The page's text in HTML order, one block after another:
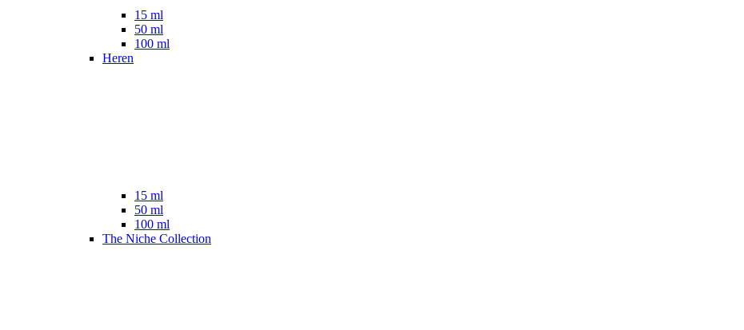
15 ml
50 ml
100 ml
Heren
15 ml
50 ml
100 ml
The Niche Collection